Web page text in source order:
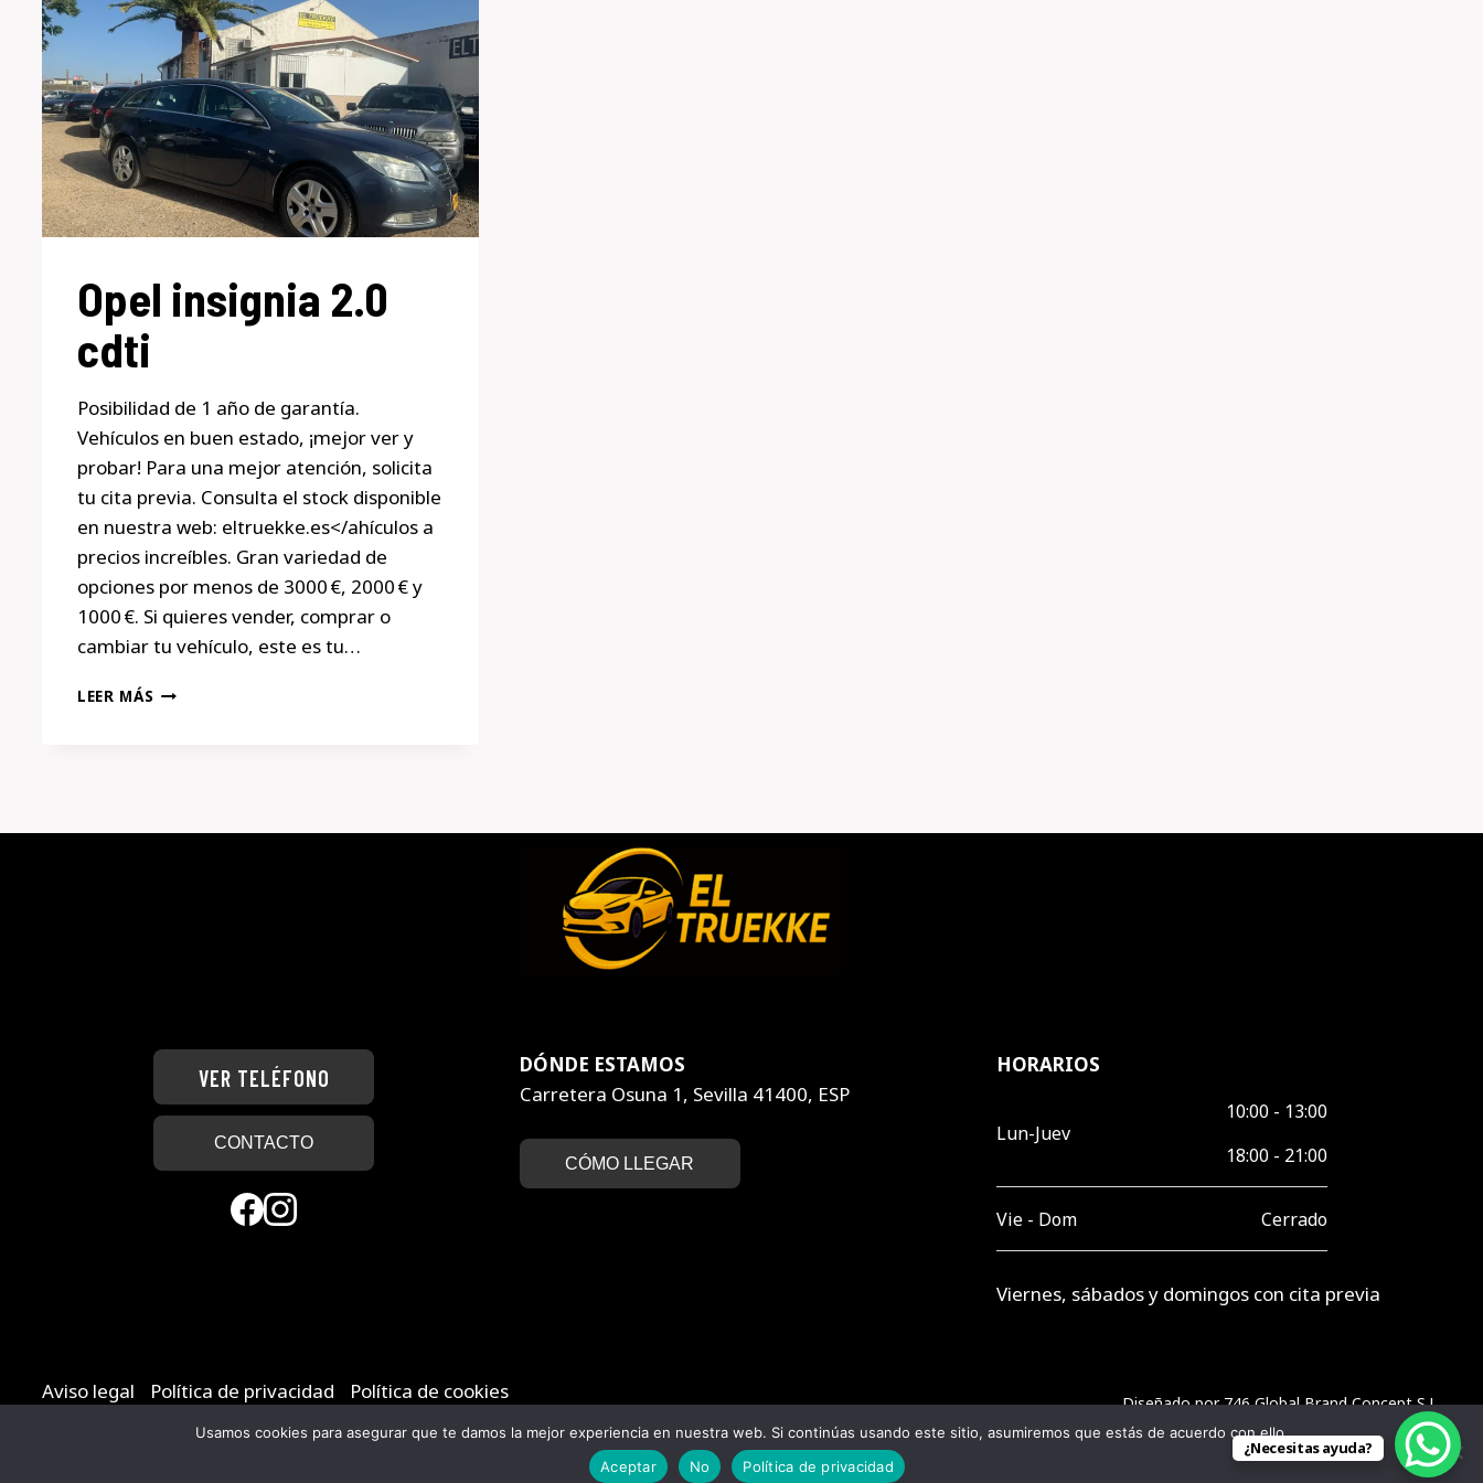
Opel insignia 2.0
cdti
Posibilidad de 1 año de garantía.
Vehículos en buen estado, ¡mejor ver y
probar! Para una mejor atención, solicita
tu cita previa. Consulta el stock disponible
en nuestra web: eltruekke.es</ahículos a
precios increíbles. Gran variedad de
opciones por menos de 3000 €, 2000 € y
1000 €. Si quieres vender, comprar o
cambiar tu vehículo, este es tu…
LEER MÁS OPEL
VER TELÉFONO
CONTACTO
DÓNDE ESTAMOS
Carretera Osuna 1, Sevilla 41400, ESP
CÓMO LLEGAR
HORARIOS
Lun-Juev
10:00 - 13:00
18:00 - 21:00
Vie - Dom Cerrado
Viernes, sábados y domingos con cita previa
Aviso legal Política de privacidad Política de cookies Diseñado por746 Global Brand Concept S.L.
¿Necesitas ayuda?
Usamos cookies para asegurar que te damos la mejor experiencia en nuestra web. Si continúas usando este sitio, asumiremos que estás de acuerdo con ello.
Aceptar
No Política de privacidad